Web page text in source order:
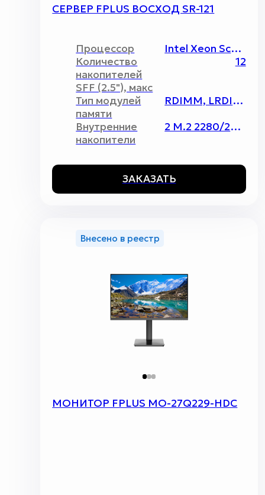
СЕРВЕР FPLUS ВОСХОД SR-121
Процессор
Intel Xeon Scalable v.3 / 2 / 250 Вт
Количество
накопителей
SFF (2.5"), макс
12
Тип модулей
памяти
RDIMM, LRDIMM, 3DS-DIMM, ECC REG;
Внутренние
накопители
2 M.2 2280/22110
ЗАКАЗАТЬ
Внесено в реестр
МОНИТОР FPLUS MO-27Q229-HDC